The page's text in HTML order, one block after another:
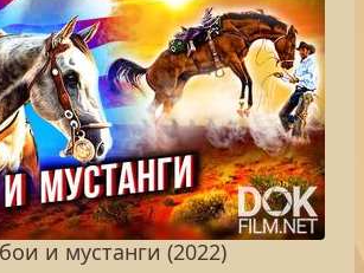
и мустанги (2022)